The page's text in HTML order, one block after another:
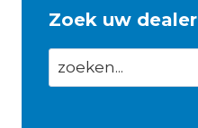
Zoek uw dealer